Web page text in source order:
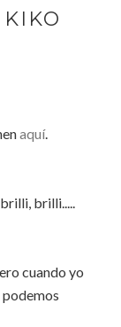
aquí.
brilli.....
cuando yo
podemos